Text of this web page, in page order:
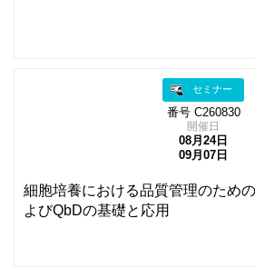
セミナー
番号 C260830
開催日
08月24日
09月07日
細胞培養における品質管理のため
よびQbDの基礎と応用